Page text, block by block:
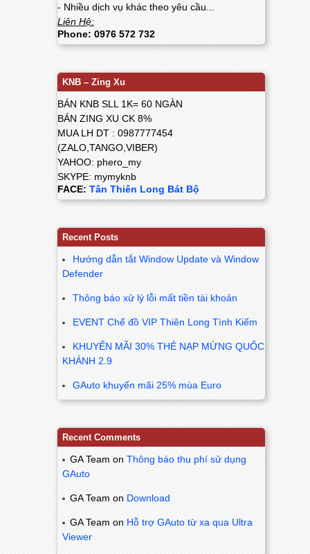
- Nhiều dịch vụ khác theo yêu cầu...
Liên Hệ:
Phone: 0976 572 732
KNB – Zing Xu
BÁN KNB SLL 1K= 60 NGÀN
BÁN ZING XU CK 8%
MUA LH DT : 0987777454
(ZALO,TANGO,VIBER)
YAHOO: phero_my
SKYPE: mymyknb
FACE: Tân Thiên Long Bát Bộ
Recent Posts
Hướng dẫn tắt Window Update và Window
Defender
Thông báo xử lý lỗi mất tiền tài khoản
EVENT Chế đồ VIP Thiên Long Tình Kiếm
KHUYẾN MÃI 30% THẺ NẠP MỪNG QUỐC
KHÁNH 2.9
GAuto khuyến mãi 25% mùa Euro
Recent Comments
GA Team on Thông báo thu phí sử dụng
GAuto
GA Team on Download
GA Team on Hỗ trợ GAuto từ xa qua Ultra
Viewer